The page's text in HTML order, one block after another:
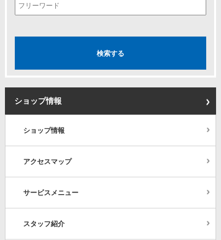
ショップ情報
ショップ情報
アクセスマップ
サービスメニュー
スタッフ紹介